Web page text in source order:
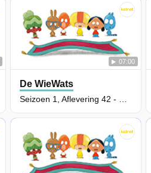
07:00
De WieWats